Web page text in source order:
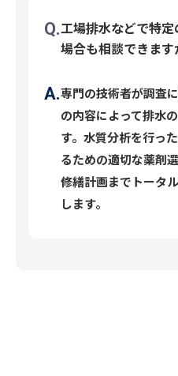
工場排水などで特
場合も相談できます
専門の技術者が調査
の内容によって排水
す。水質分析を行っ
るための適切な薬剤
修繕計画までトータ
します。